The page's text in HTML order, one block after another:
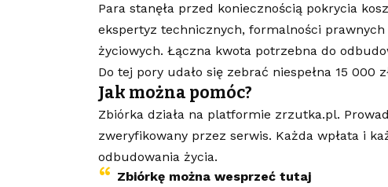
Para stanęła przed koniecznością pokrycia
ekspertyz technicznych, formalności
życiowych. Łączna kwota potrzebna do
Do tej pory udało się zebrać niespełna 15 000
Jak można pomóc?
Zbiórka działa na platformie zrzutka.pl.
zweryfikowany przez serwis. Każda wpłata i
odbudowania życia.
Zbiórkę można wesprzeć tutaj